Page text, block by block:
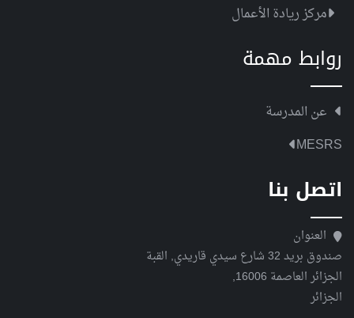
مركز ريادة الأعمال
روابط مهمة
عن المدرسة
MESRS
اتصل بنا
العنوان
صندوق بريد 32 شارع سيدي قاريدي, القبة
الجزائر العاصمة 16006,
الجزائر